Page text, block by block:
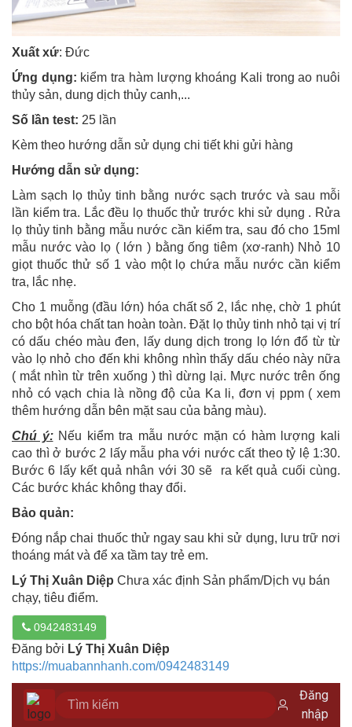
Xuất xứ: Đức
Ứng dụng: kiểm tra hàm lượng khoáng Kali trong ao nuôi
thủy sản, dung dịch thủy canh,...
Số lần test: 25 lần
Kèm theo hướng dẫn sử dụng chi tiết khi gửi hàng
Hướng dẫn sử dụng:
Làm sạch lọ thủy tinh bằng nước sạch trước và sau mỗi
lần kiểm tra. Lắc đều lọ thuốc thử trước khi sử dụng . Rửa
lọ thủy tinh bằng mẫu nước cần kiểm tra, sau đó cho 15ml
mẫu nước vào lọ ( lớn ) bằng ống tiêm (xơ-ranh) Nhỏ 10
giọt thuốc thử số 1 vào một lọ chứa mẫu nước cần kiểm
tra, lắc nhẹ.
Cho 1 muỗng (đầu lớn) hóa chất số 2, lắc nhẹ, chờ 1 phút
cho bột hóa chất tan hoàn toàn. Đặt lọ thủy tinh nhỏ tại vị trí
có dấu chéo màu đen, lấy dung dịch trong lọ lớn đổ từ từ
vào lọ nhỏ cho đến khi không nhìn thấy dấu chéo này nữa
( mắt nhìn từ trên xuống ) thì dừng lại. Mực nước trên ống
nhỏ có vạch chia là nồng độ của Ka li, đơn vị ppm ( xem
thêm hướng dẫn bên mặt sau của bảng màu).
Chú ý:Nếu kiểm tra mẫu nước mặn có hàm lượng kali
cao thì ở bước 2 lấy mẫu pha với nước cất theo tỷ lệ 1:30.
Bước 6 lấy kết quả nhân với 30 sẽ ra kết quả cuối cùng.
Các bước khác không thay đổi.
Bảo quản:
Đóng nắp chai thuốc thử ngay sau khi sử dụng, lưu trữ nơi
thoáng mát và để xa tầm tay trẻ em.
Lý Thị Xuân Diệp Chưa xác định Sản phẩm/Dịch vụ bán
chạy, tiêu điểm.
0942483149
Đăng bởi Lý Thị Xuân Diệp
https://muabannhanh.com/0942483149